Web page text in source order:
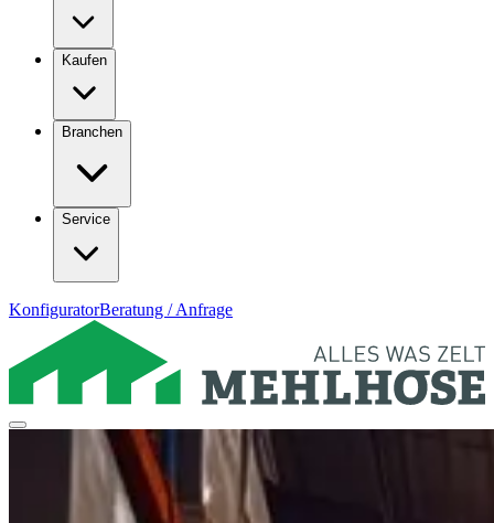
Kaufen
Branchen
Service
KonfiguratorBeratung / Anfrage